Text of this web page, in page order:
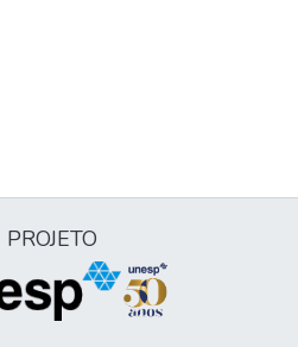
PROJETO